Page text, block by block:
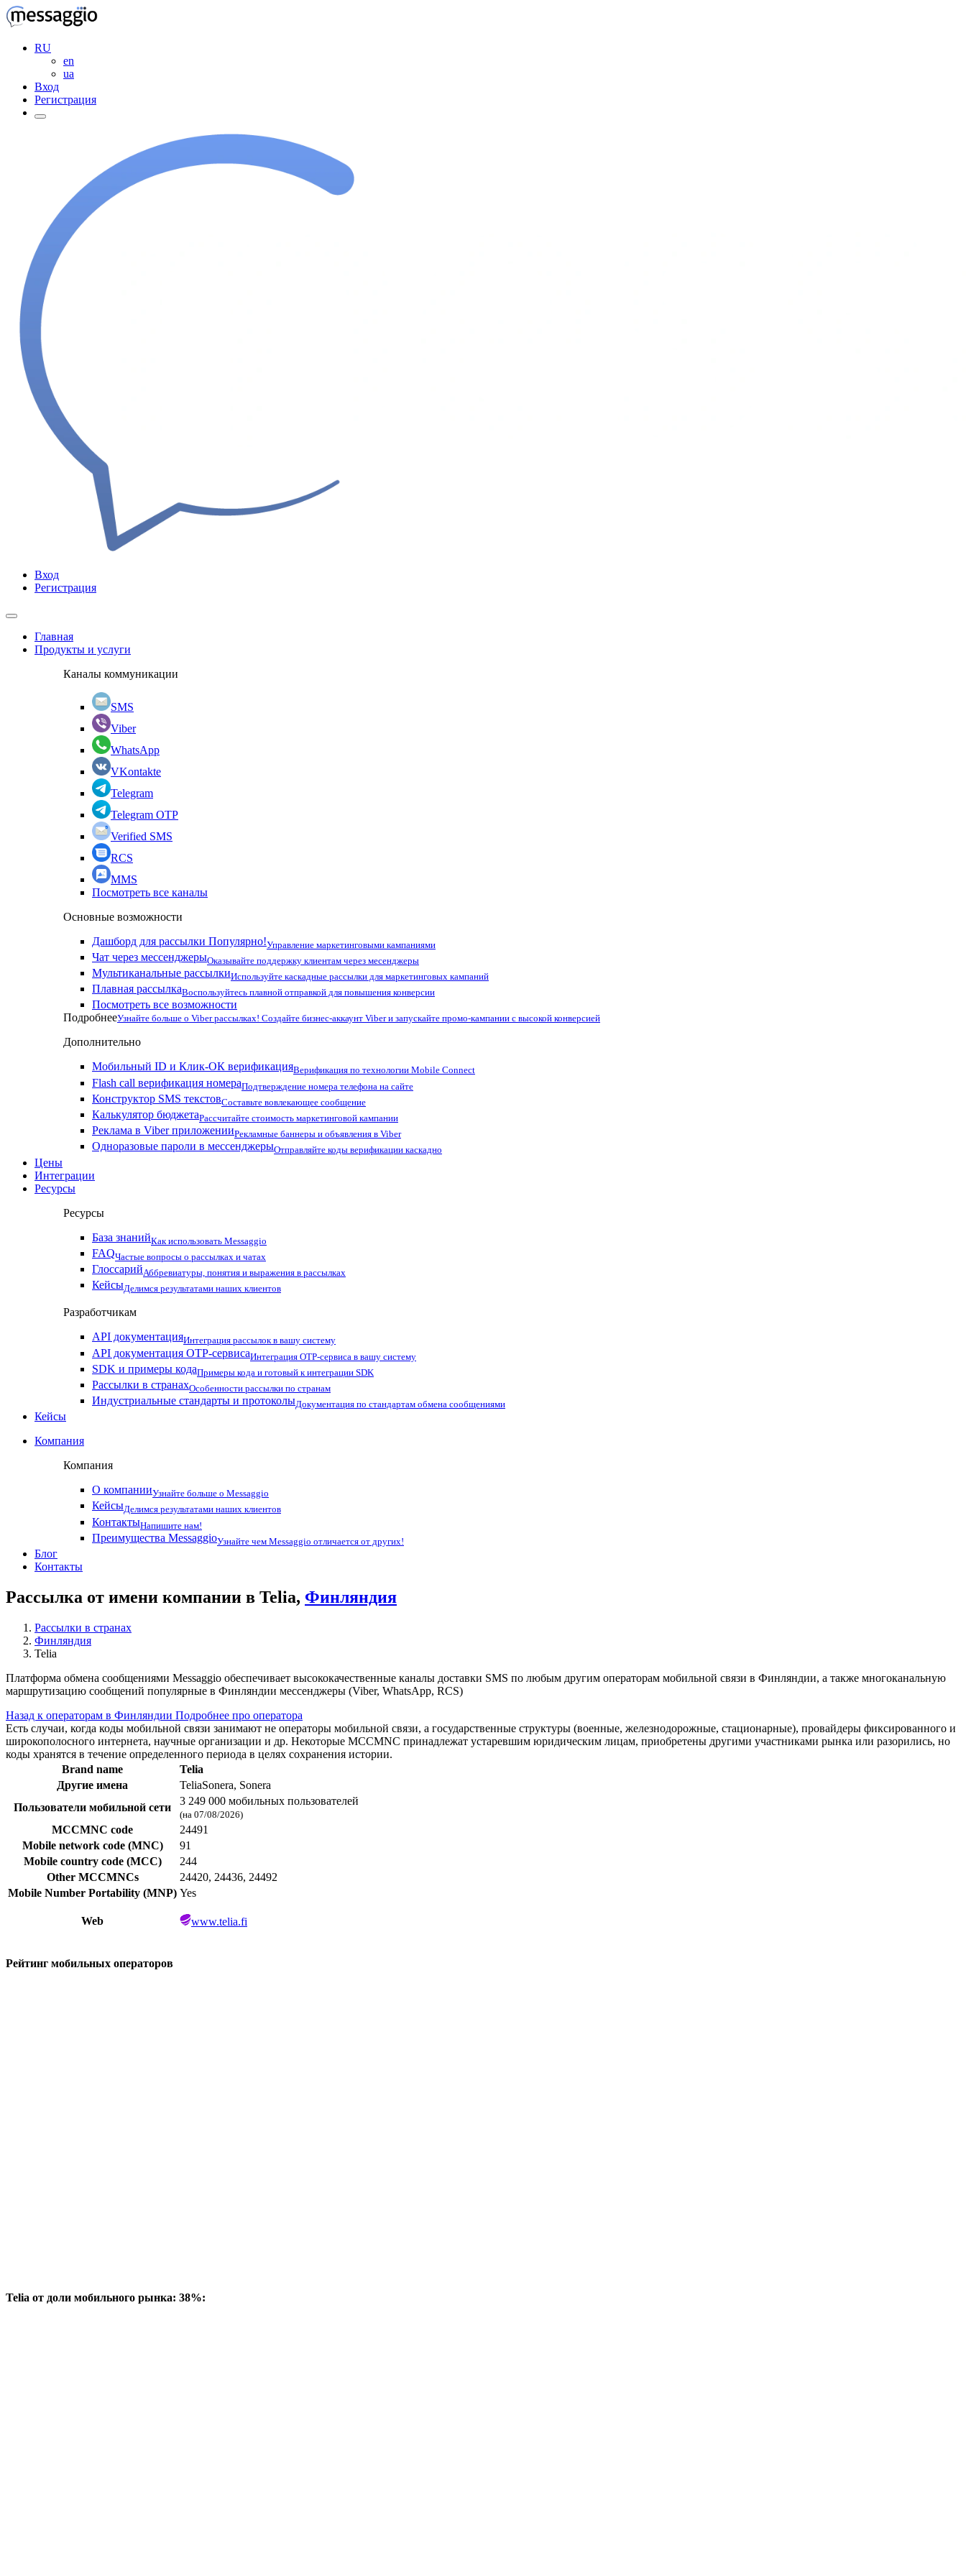
RU
en
ua
Вход
Регистрация
Вход
Регистрация
Главная
Продукты и услуги
Каналы коммуникации
SMS
Viber
WhatsApp
VKontakte
Telegram
Telegram OTP
Verified SMS
RCS
MMS
Посмотреть все каналы
Основные возможности
Дашборд для рассылки Популярно!Управление маркетинговыми кампаниями
Чат через мессенджерыОказывайте поддержку клиентам через месенджеры
Мультиканальные рассылкиИспользуйте каскадные рассылки для маркетинговых кампаний
Плавная рассылкаВоспользуйтесь плавной отправкой для повышения конверсии
Посмотреть все возможности
ПодробнееУзнайте больше о Viber рассылках! Создайте бизнес-аккаунт Viber и запускайте промо-кампании с высокой конверсией
Дополнительно
Мобильный ID и Клик-ОК верификацияВерификация по технологии Mobile Connect
Flash call верификация номераПодтверждение номера телефона на сайте
Конструктор SMS текстовСоставьте вовлекающее сообщение
Калькулятор бюджетаРассчитайте стоимость маркетинговой кампании
Реклама в Viber приложенииРекламные баннеры и объявления в Viber
Одноразовые пароли в мессенджерыОтправляйте коды верификации каскадно
Цены
Интеграции
Ресурсы
Ресурсы
База знанийКак использовать Messaggio
FAQЧастые вопросы о рассылках и чатах
ГлоссарийАббревиатуры, понятия и выражения в рассылках
КейсыДелимся результатами наших клиентов
Разработчикам
API документацияИнтеграция рассылок в вашу систему
API документация OTP-сервисаИнтеграция OTP-сервиса в вашу систему
SDK и примеры кодаПримеры кода и готовый к интеграции SDK
Рассылки в странахОсобенности рассылки по странам
Индустриальные стандарты и протоколыДокументация по стандартам обмена сообщениями
Кейсы
Компания
Компания
О компанииУзнайте больше о Messaggio
КейсыДелимся результатами наших клиентов
КонтактыНапишите нам!
Преимущества MessaggioУзнайте чем Messaggio отличается от других!
Блог
Контакты
Рассылка от имени компании в Telia, Финляндия
Рассылки в странах
Финляндия
Telia
Платформа обмена сообщениями Messaggio обеспечивает высококачественные каналы доставки SMS по любым другим операторам мобильной связи в Финляндии, а также многоканальную
маршрутизацию сообщений популярные в Финляндии мессенджеры (Viber, WhatsApp, RCS)
Назад к операторам в Финляндии Подробнее про оператора
Есть случаи, когда коды мобильной связи занимают не операторы мобильной связи, а государственные структуры (военные, железнодорожные, стационарные), провайдеры фиксированного и
широкополосного интернета, научные организации и др. Некоторые MCCMNC принадлежат устаревшим юридическим лицам, приобретены другими участниками рынка или разорились, но
коды хранятся в течение определенного периода в целях сохранения истории.
Brand name
Telia
Другие имена
TeliaSonera, Sonera
Пользователи мобильной сети
3 249 000 мобильных пользователей
(на 07/08/2026)
MCCMNC code
24491
Mobile network code (MNC)
91
Mobile country code (MCC)
244
Other MCCMNCs
24420, 24436, 24492
Mobile Number Portability (MNP) Yes
Web www.telia.fi
Рейтинг мобильных операторов
Telia от доли мобильного рынка: 38%: